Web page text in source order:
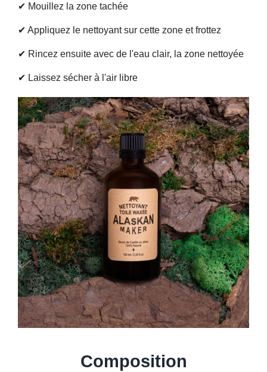
✔ Mouillez la zone tachée
✔ Appliquez le nettoyant sur cette zone et frottez
✔ Rincez ensuite avec de l'eau clair, la zone nettoyée
✔ Laissez sécher à l'air libre
Composition